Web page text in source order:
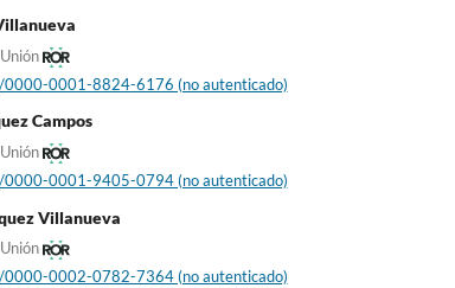
0000-0001-8824-6176 (no autenticado)
Campos
0000-0001-9405-0794 (no autenticado)
Villanueva
0000-0002-0782-7364 (no autenticado)